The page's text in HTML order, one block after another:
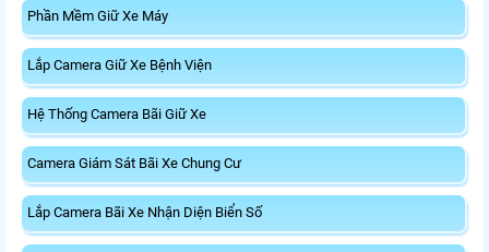
Phần Mềm Giữ Xe Máy
Lắp Camera Giữ Xe Bệnh Viện
Hệ Thống Camera Bãi Giữ Xe
Camera Giám Sát Bãi Xe Chung Cư
Lắp Camera Bãi Xe Nhận Diện Biển Số